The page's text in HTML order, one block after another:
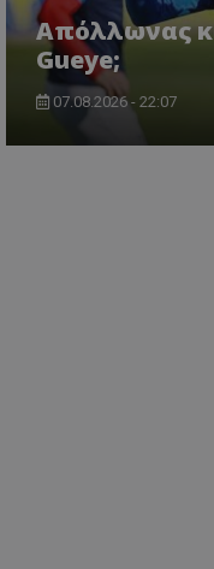
Απόλλωνας
Gueye;
07.08.2026 - 22:07